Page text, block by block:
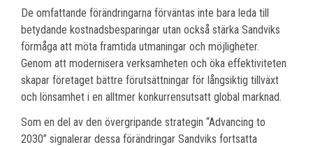
De omfattande förändringarna förväntas inte bara leda till
betydande kostnadsbesparingar utan också stärka Sandviks
förmåga att möta framtida utmaningar och möjligheter.
Genom att modernisera verksamheten och öka effektiviteten
skapar företaget bättre förutsättningar för långsiktig tillväxt
och lönsamhet i en alltmer konkurrensutsatt global marknad.
Som en del av den övergripande strategin “Advancing to
2030” signalerar dessa förändringar Sandviks fortsatta